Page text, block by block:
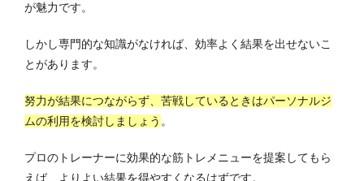
が魅力です。
しかし専門的な知識がなければ、効率よく結果を出せないこ
とがあります。
努力が結果につながらず、苦戦しているときはパーソナルジ
ムの利用を検討しましょう 。
プロのトレーナーに効果的な筋トレメニューを提案してもら
えば、よりよい結果を得やすくなるはずです。